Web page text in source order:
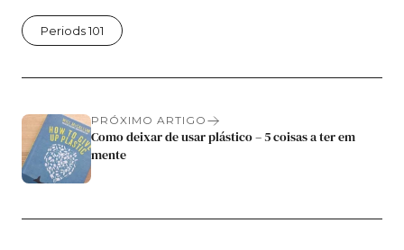
no
Facebook
no
X
no
Pinterest
Periods 101
PRÓXIMO ARTIGO
Como deixar de usar plástico – 5 coisas a ter em
mente